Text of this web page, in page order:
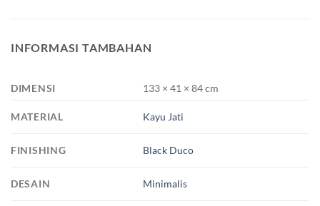
INFORMASI TAMBAHAN
DIMENSI 133 × 41 × 84 cm
MATERIAL Kayu Jati
FINISHING Black Duco
DESAIN Minimalis